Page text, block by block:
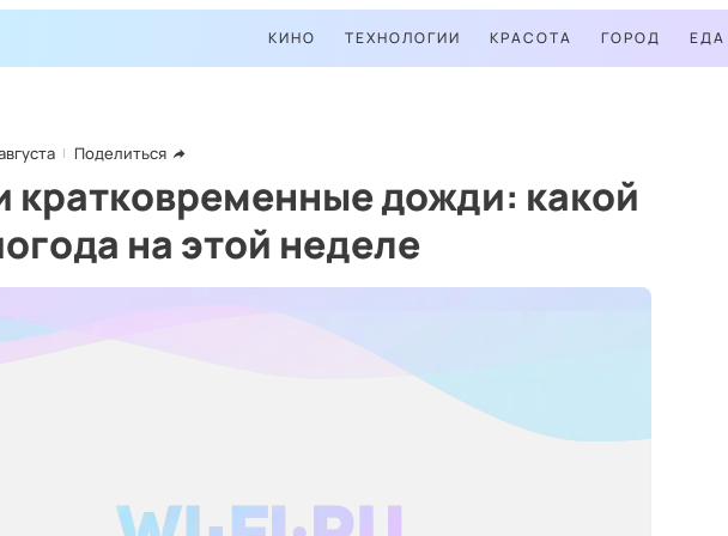
КИНО ТЕХНОЛОГИИ КРАСОТА ГОРОД ЕДА
Поделиться
кратковременные дожди: какой
на этой неделе